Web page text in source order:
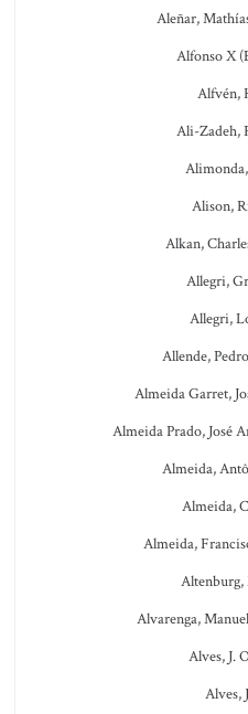
Aleñar,
Alfonso X
Alfvén,
Ali-Zadeh,
Alison,
Alkan,
Allegri,
Allegri,
Allende,
Almeida Garret,
Almeida Prado, José
Almeida,
Almeida,
Almeida,
Alvarenga,
Alves, J.
Alves,